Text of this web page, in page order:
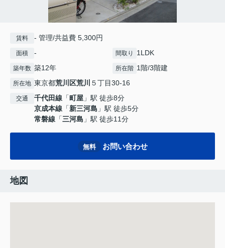
賃料 - 管理/共益費 5,300円
面積 - 間取り 1LDK
築年数 築12年 所在階 1階/3階建
所在地 東京都荒川区荒川 ５丁目30-16
交通 千代田線 「町屋 」駅 徒歩8分
京成本線 「新三河島 」駅 徒歩5分
常磐線 「三河島 」駅 徒歩11分
無料 お問い合わせ
地図